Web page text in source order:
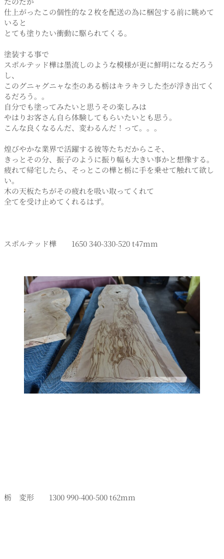
仕上がったこの個性的な２枚を配送の為に梱包する前に眺めて
いると
とても塗りたい衝動に駆られてくる。
塗装する事で
スポルテッド樺は墨流しのような模様が更に鮮明になるだろう
し、
このグニャグニャな杢のある栃はキラキラした杢が浮き出てく
るだろう。。
自分でも塗ってみたいと思うその楽しみは
やはりお客さん自ら体験してもらいたいとも思う。
こんな良くなるんだ、変わるんだ！って。。。
煌びやかな業界で活躍する彼等たちだからこそ、
きっとその分、振子のように振り幅も大きい事かと想像する。
疲れて帰宅したら、そっとこの樺と栃に手を乗せて触れて欲し
い。
木の天板たちがその疲れを吸い取ってくれて
全てを受け止めてくれるはず。
スポルテッド樺 1650 340-330-520 t47mm
栃 変形 1300 990-400-500 t62mm